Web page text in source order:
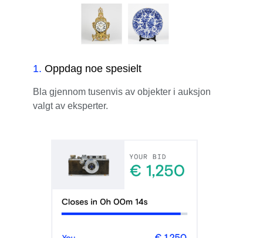
1. Oppdag noe spesielt
Bla gjennom tusenvis av objekter i auksjon
valgt av eksperter.